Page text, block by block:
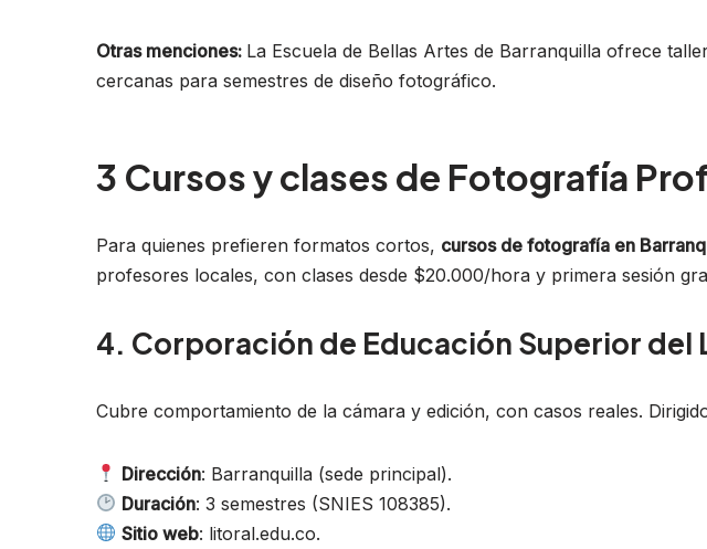
Otras menciones: La Escuela de Bellas Artes de Barranquilla ofrece
cercanas para semestres de diseño fotográfico.
3 Cursos y clases de Fotografía
Para quienes prefieren formatos cortos, cursos de fotografía en
profesores locales, con clases desde $20.000/hora y primera sesión
4. Corporación de Educación Superior
Cubre comportamiento de la cámara y edición, con casos reales.
Dirección: Barranquilla (sede principal).
Duración: 3 semestres (SNIES 108385).
Sitio web: litoral.edu.co.